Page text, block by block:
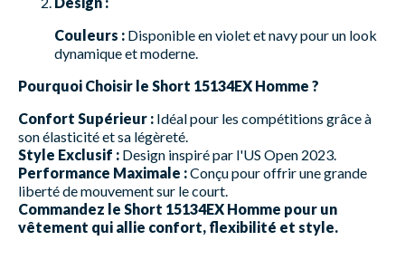
Couleurs : Disponible en violet et navy pour un look
dynamique et moderne.
Pourquoi Choisir le Short 15134EX Homme ?
Confort Supérieur : Idéal pour les compétitions grâce à
son élasticité et sa légèreté.
Style Exclusif : Design inspiré par l'US Open 2023.
Performance Maximale :Conçu pour offrir une grande
liberté de mouvement sur le court.
Commandez le Short 15134EX Homme pour un
vêtement qui allie confort, flexibilité et style.